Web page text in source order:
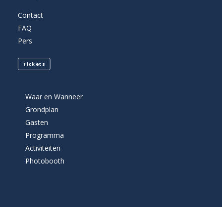
Contact
FAQ
Pers
Tickets
Waar en Wanneer
Grondplan
Gasten
Programma
Activiteiten
Photobooth